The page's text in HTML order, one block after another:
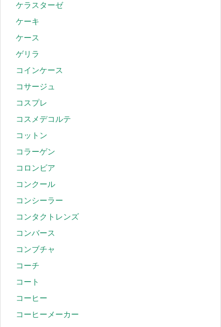
ケラスターゼ
ケーキ
ケース
ゲリラ
コインケース
コサージュ
コスプレ
コスメデコルテ
コットン
コラーゲン
コロンビア
コンクール
コンシーラー
コンタクトレンズ
コンバース
コンブチャ
コーチ
コート
コーヒー
コーヒーメーカー